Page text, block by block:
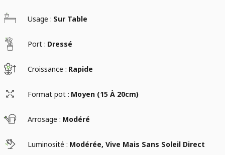
Usage : Sur Table
Port : Dressé
Croissance : Rapide
Format pot : Moyen (15 À 20cm)
Arrosage : Modéré
Luminosité : Modérée, Vive Mais Sans Soleil Direct